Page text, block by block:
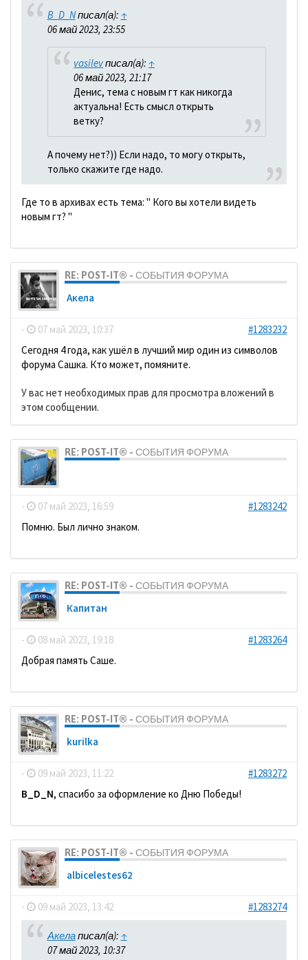
B_D_Nписал(а): ↑
06 май 2023, 23:55
vasilevписал(а): ↑
06 май 2023, 21:17
Денис, тема с новым гт как никогда
актуальна! Есть смысл открыть
ветку?
А почему нет?)) Если надо, то могу открыть,
только скажите где надо.
Где то в архивах есть тема: " Кого вы хотели видеть
новым гт? "
RE: POST-IT® - СОБЫТИЯ ФОРУМА
Акела
- 07 май 2023, 10:37
#1283232
Сегодня 4 года, как ушёл в лучший мир один из символов
форума Сашка. Кто может, помяните.
У вас нет необходимых прав для просмотра вложений в
этом сообщении.
RE: POST-IT® - СОБЫТИЯ ФОРУМА
- 07 май 2023, 16:59
#1283242
Помню. Был лично знаком.
RE: POST-IT® - СОБЫТИЯ ФОРУМА
Кaпитaн
- 08 май 2023, 19:18
#1283264
Добрая память Саше.
RE: POST-IT® - СОБЫТИЯ ФОРУМА
kurilka
- 09 май 2023, 11:22
#1283272
B_D_N, спасибо за оформление ко Дню Победы!
RE: POST-IT® - СОБЫТИЯ ФОРУМА
albicelestes62
- 09 май 2023, 13:42 #1283274
Акелаписал(а): ↑
07 май 2023, 10:37